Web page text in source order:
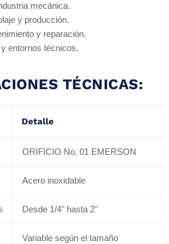
mecánica.
y producción.
y reparación.
entornos técnicos.
TÉCNICAS:
Detalle
ORIFICIO No. 01 EMERSON
Acero inoxidable
Desde 1/4" hasta 2"
Variable según el tamaño